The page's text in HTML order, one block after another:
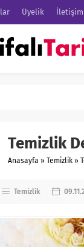
Üyelik İletişim
Temizlik
Anasayfa » Temizlik »
Temizlik